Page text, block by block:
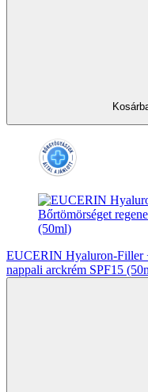
EUCERIN Hyaluron-Filler
nappali arckrém SPF15